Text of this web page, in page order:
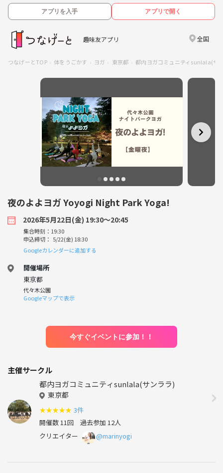
アプリを入手 アプリで開く
趣味友アプリ 全国
つなげーとTOP 体をうごかす ヨガ 東京都 都内ヨガコミュニティsunlala(サ
夜のよよヨガ Yoyogi Night Park Yoga!
2026年5月22日(金) 19:30〜20:45
集合時刻：19:30
申込締切： 5/22(金) 18:30
Googleカレンダーに追加する
開催場所
東京都
代々木公園
Googleマップで表示
今すぐイベントに参加！！
主催サークル
都内ヨガコミュニティsunlala(サンララ)
東京都
★★★★★ 3件
開催数 11回 過去参加 12人
クリエイター
@marinyogi